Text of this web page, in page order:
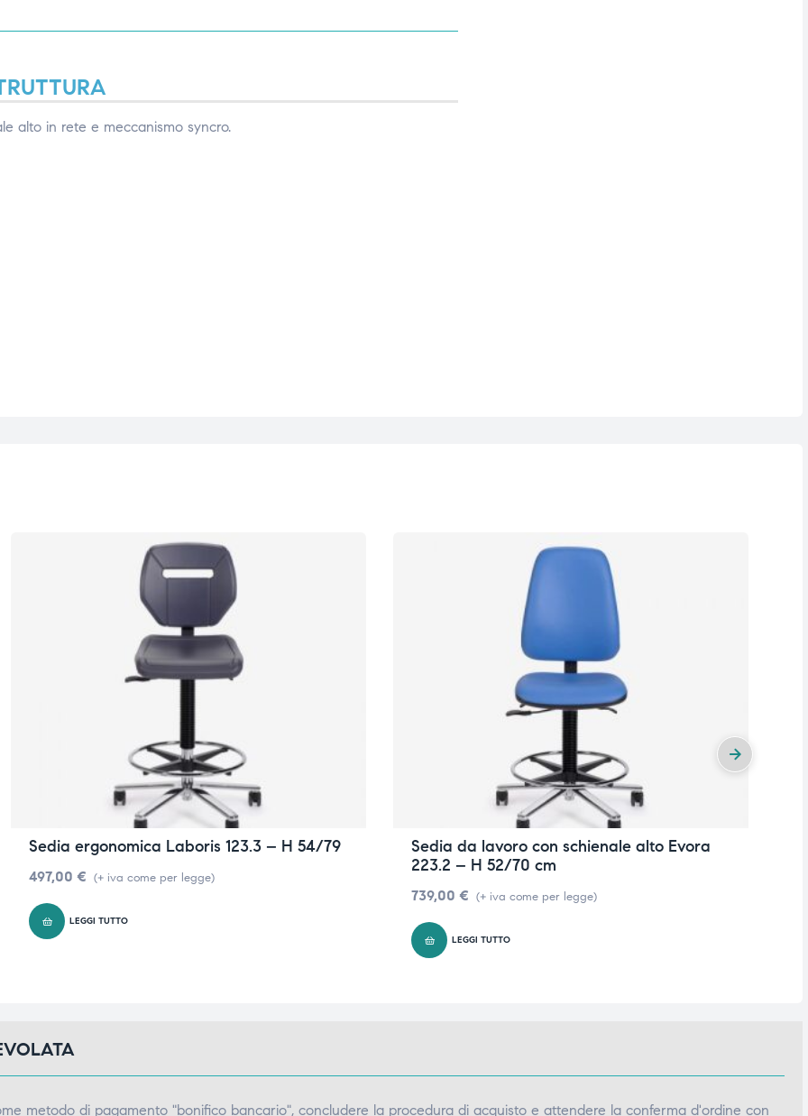
alto in rete e meccanismo syncro.
Sedia ergonomica Laboris 123.3 – H 54/79
497,00 € (+ iva come per legge)
LEGGI TUTTO
Sedia da lavoro con schienale alto Evora
223.2 – H 52/70 cm
739,00 € (+ iva come per legge)
LEGGI TUTTO
metodo di pagamento "bonifico bancario", concludere la procedura di acquisto e attendere la conferma d'ordine con